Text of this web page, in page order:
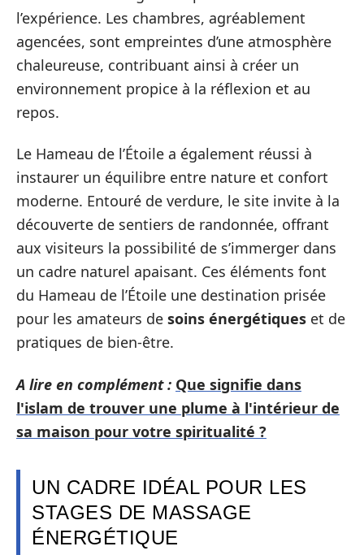
l’expérience. Les chambres, agréablement
agencées, sont empreintes d’une atmosphère
chaleureuse, contribuant ainsi à créer un
environnement propice à la réflexion et au
repos.
Le Hameau de l’Étoile a également réussi à
instaurer un équilibre entre nature et confort
moderne. Entouré de verdure, le site invite à la
découverte de sentiers de randonnée, offrant
aux visiteurs la possibilité de s’immerger dans
un cadre naturel apaisant. Ces éléments font
du Hameau de l’Étoile une destination prisée
pour les amateurs de soins énergétiques et de
pratiques de bien-être.
A lire en complément : Que signifie dans
l'islam de trouver une plume à l'intérieur de
sa maison pour votre spiritualité ?
UN CADRE IDÉAL POUR LES
STAGES DE MASSAGE
ÉNERGÉTIQUE